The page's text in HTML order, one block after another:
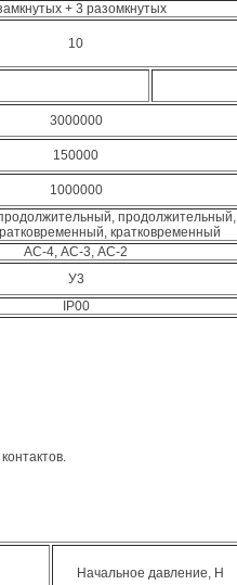
+ 3 разомкнутых
10
3000000
150000
1000000
продолжительный,
кратковременный
АС-4, АС-3, АС-2
У3
IP00
Начальное давление, Н